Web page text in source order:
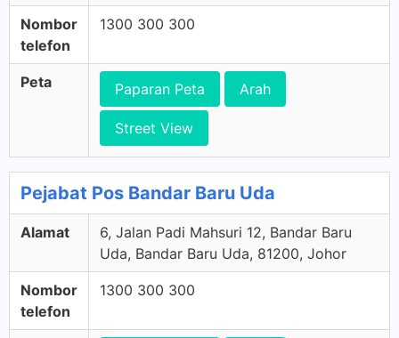
Nombor
telefon
1300 300 300
Peta Paparan Peta Arah
Street View
Pejabat Pos Bandar Baru Uda
Alamat
6, Jalan Padi Mahsuri 12, Bandar Baru
Uda, Bandar Baru Uda, 81200, Johor
Nombor
telefon
1300 300 300